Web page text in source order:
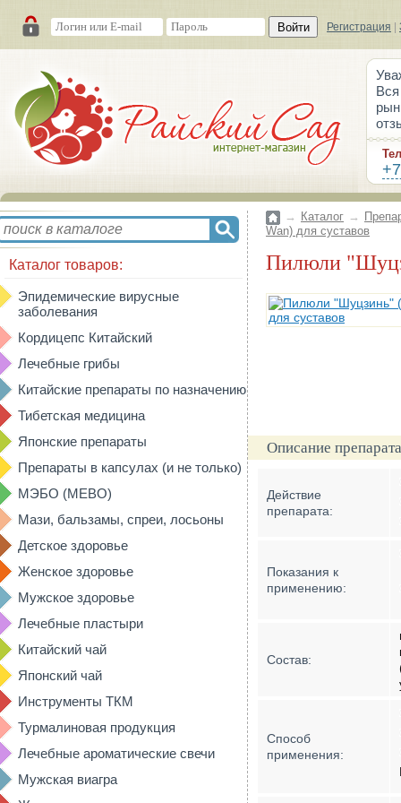
Войти Регистрация
Каталог товаров:
Эпидемические вирусные
заболевания
Кордицепс Китайский
Лечебные грибы
Китайские препараты по назначению
Тибетская медицина
Японские препараты
Препараты в капсулах (и не только)
МЭБО (MEBO)
Мази, бальзамы, спреи, лосьоны
Детское здоровье
Женское здоровье
Мужское здоровье
Лечебные пластыри
Китайский чай
Японский чай
Инструменты ТКМ
Турмалиновая продукция
Лечебные ароматические свечи
Мужская виагра
→ Каталог →
Wan) для суставов
Пилюли
Описание
Действие
препарата:
Показания к
применению:
Состав:
Способ
применения: